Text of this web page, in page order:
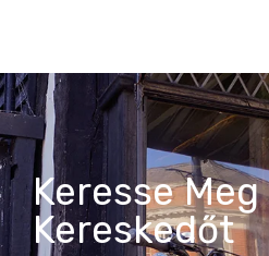
Keresse Meg
Kereskedőt